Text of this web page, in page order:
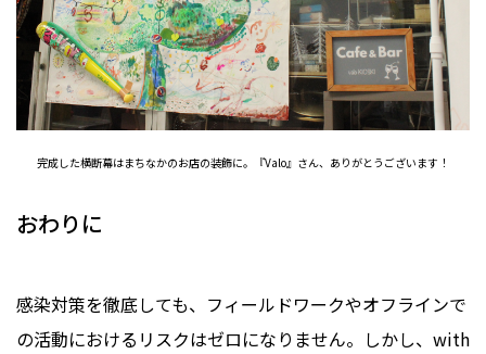
完成した横断幕はまちなかのお店の装飾に。『Valo』さん、ありがとうございます！
おわりに
感染対策を徹底しても、フィールドワークやオフラインで
の活動におけるリスクはゼロになりません。しかし、with